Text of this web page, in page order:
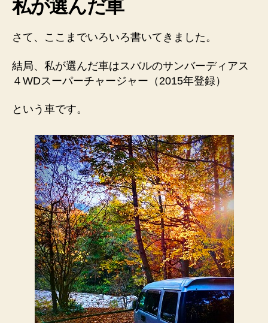
私が選んだ車
さて、ここまでいろいろ書いてきました。
結局、 私が選んだ車はスバルのサンバーディアス
４WDスーパーチャージャー （2015年登録）
という車です。